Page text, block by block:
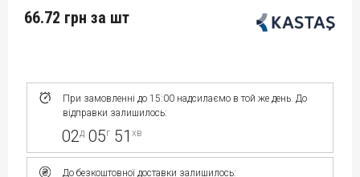
При замовленні до 15:00 надсилаємо в той же день. До
відправки залишилось:
02д 05г 51хв
До безкоштовної доставки залишилось:
66.72 грн за шт